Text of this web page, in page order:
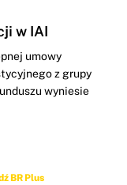
w IAI
umowy
z grupy
wyniesie
BR Plus